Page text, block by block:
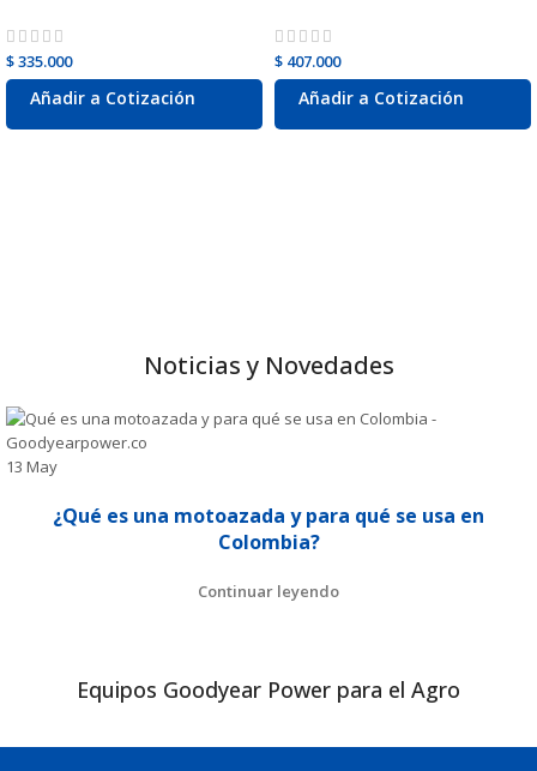
$335.000
Añadir al carrito
Añadir a Cotización
$ 407.000
Añadir al carrito
Añadir a Cotización
Noticias y Novedades
13 May
¿Qué es una motoazada y para qué se usa en
Colombia?
Continuar leyendo
Equipos Goodyear Power para el Agro